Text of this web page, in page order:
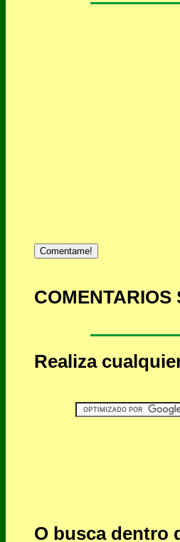
Comentame!
COMENTARIOS
Realiza
O busca dentro